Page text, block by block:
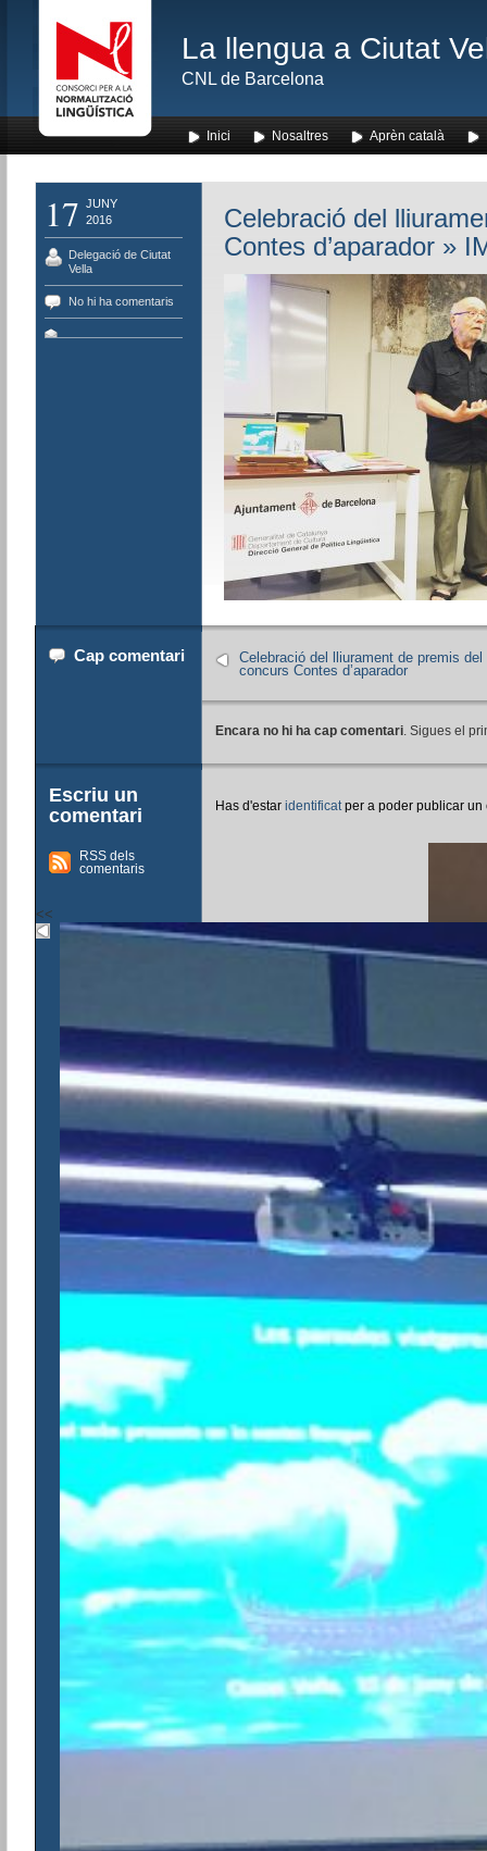
La llengua a Ciutat
CNL de Barcelona
Inici Nosaltres Aprèn català
17 JUNY
2016
Delegació de Ciutat
Vella
No hi ha comentaris
Celebració del
Contes d’aparador»
Cap comentari
Celebració del lliurament de premis del
concurs Contes d’aparador
Encara no hi ha cap comentari. Sigues el
Escriu un
comentari
RSS dels
comentaris
Has d'estar identificatper a poder publicar un
<<